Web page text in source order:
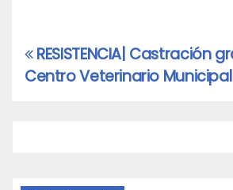
Navegación
de
RESISTENCIA| Castración
Centro Veterinario Municipal